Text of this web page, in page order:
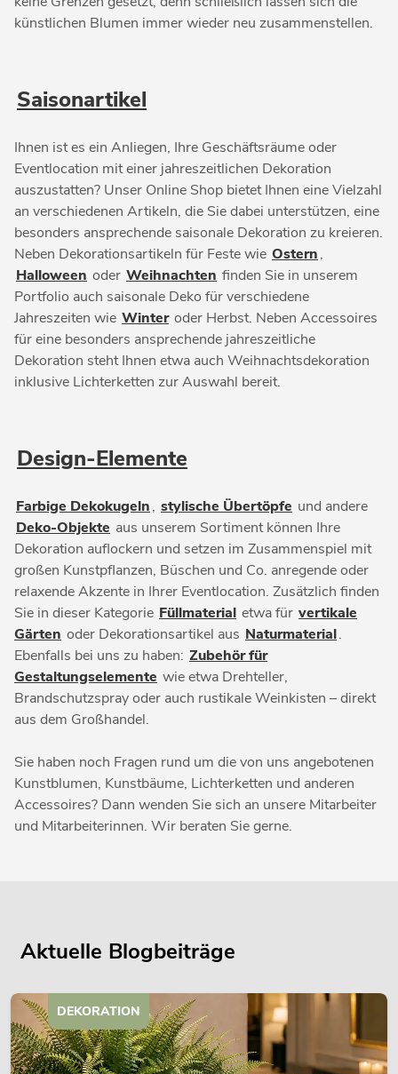
künstlichen Blumen immer wieder neu zusammenstellen.
Saisonartikel
Ihnen ist es ein Anliegen, Ihre Geschäftsräume oder
Eventlocation mit einer jahreszeitlichen Dekoration
auszustatten? Unser Online Shop bietet Ihnen eine Vielzahl
an verschiedenen Artikeln, die Sie dabei unterstützen, eine
besonders ansprechende saisonale Dekoration zu kreieren.
Neben Dekorationsartikeln für Feste wie Ostern,
Halloween oder Weihnachten finden Sie in unserem
Portfolio auch saisonale Deko für verschiedene
Jahreszeiten wie Winter oder Herbst. Neben Accessoires
für eine besonders ansprechende jahreszeitliche
Dekoration steht Ihnen etwa auch Weihnachtsdekoration
inklusive Lichterketten zur Auswahl bereit.
Design-Elemente
Farbige Dekokugeln, stylische Übertöpfe und andere
Deko-Objekte aus unserem Sortiment können Ihre
Dekoration auflockern und setzen im Zusammenspiel mit
großen Kunstpflanzen, Büschen und Co. anregende oder
relaxende Akzente in Ihrer Eventlocation. Zusätzlich finden
Sie in dieser Kategorie Füllmaterial etwa für vertikale
Gärten oder Dekorationsartikel aus Naturmaterial.
Ebenfalls bei uns zu haben: Zubehör für
Gestaltungselemente wie etwa Drehteller,
Brandschutzspray oder auch rustikale Weinkisten – direkt
aus dem Großhandel.
Sie haben noch Fragen rund um die von uns angebotenen
Kunstblumen, Kunstbäume, Lichterketten und anderen
Accessoires? Dann wenden Sie sich an unsere Mitarbeiter
und Mitarbeiterinnen. Wir beraten Sie gerne.
Aktuelle Blogbeiträge
DEKORATION